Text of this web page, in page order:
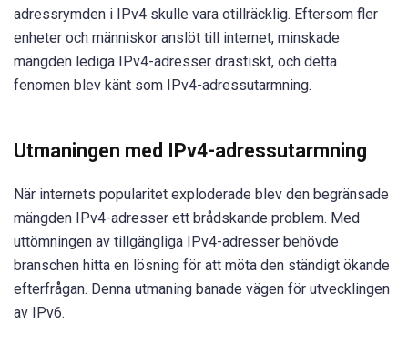
adressrymden i IPv4 skulle vara otillräcklig. Eftersom fler
enheter och människor anslöt till internet, minskade
mängden lediga IPv4-adresser drastiskt, och detta
fenomen blev känt som IPv4-adressutarmning.
Utmaningen med IPv4-adressutarmning
När internets popularitet exploderade blev den begränsade
mängden IPv4-adresser ett brådskande problem. Med
uttömningen av tillgängliga IPv4-adresser behövde
branschen hitta en lösning för att möta den ständigt ökande
efterfrågan. Denna utmaning banade vägen för utvecklingen
av IPv6.